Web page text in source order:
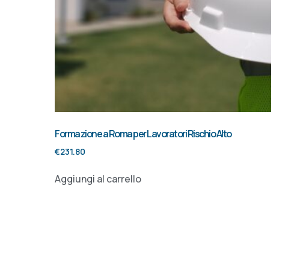
Formazione a Roma per Lavoratori Rischio Alto
€231.80
Aggiungi al carrello